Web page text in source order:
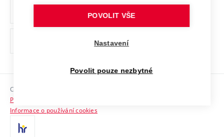
Ochrana osobních údajů
odkaz)
Sociální bezpečí
HR Award
Kontakty
Copyright © 2026 VUT
Prohlášení o přístupnosti
Informace o používání cookies
POVOLIT VŠE
Nastavení
Povolit pouze nezbytné